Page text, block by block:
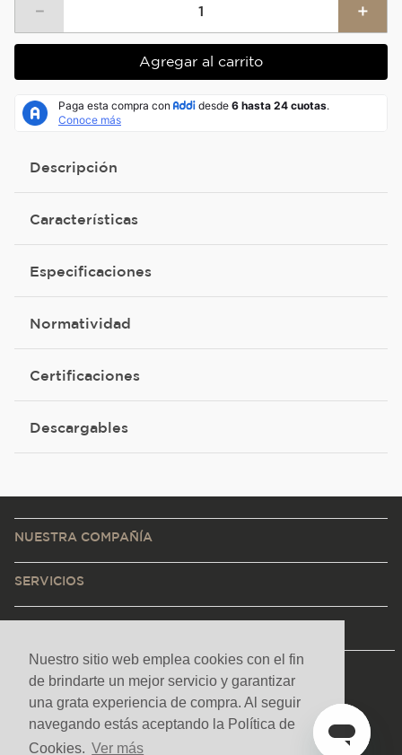
Nuestro sitio web emplea cookies con el fin
de brindarte un mejor servicio y garantizar
una grata experiencia de compra. Al seguir
navegando estás aceptando la Política de
Cookies. Ver más
＋
－
Agregar al carrito
Descripción
Características
Especificaciones
Normatividad
Certificaciones
Descargables
NUESTRA COMPAÑÍA
SERVICIOS
CONTACTO Y AYUDA